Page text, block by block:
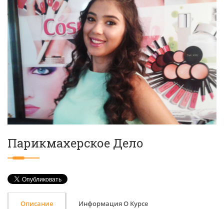
Парикмахерское Дело
Описание Информация О Курсе